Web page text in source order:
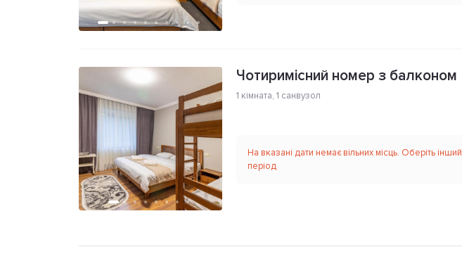
Чотиримісний номер з балконом
1 кімната, 1 санвузол
На вказані дати немає вільних місць. Оберіть інший
період